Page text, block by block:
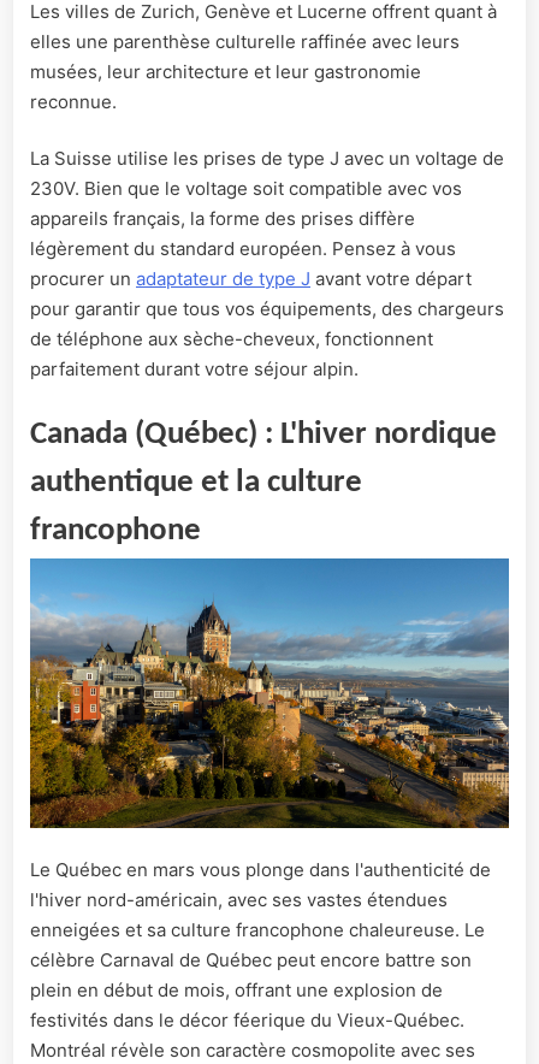
Les villes de Zurich, Genève et Lucerne offrent quant à
elles une parenthèse culturelle raffinée avec leurs
musées, leur architecture et leur gastronomie
reconnue.
La Suisse utilise les prises de type J avec un voltage de
230V. Bien que le voltage soit compatible avec vos
appareils français, la forme des prises diffère
légèrement du standard européen. Pensez à vous
procurer un adaptateur de type J avant votre départ
pour garantir que tous vos équipements, des chargeurs
de téléphone aux sèche-cheveux, fonctionnent
parfaitement durant votre séjour alpin.
Canada (Québec) : L'hiver nordique
authentique et la culture
francophone
Le Québec en mars vous plonge dans l'authenticité de
l'hiver nord-américain, avec ses vastes étendues
enneigées et sa culture francophone chaleureuse. Le
célèbre Carnaval de Québec peut encore battre son
plein en début de mois, offrant une explosion de
festivités dans le décor féerique du Vieux-Québec.
Montréal révèle son caractère cosmopolite avec ses